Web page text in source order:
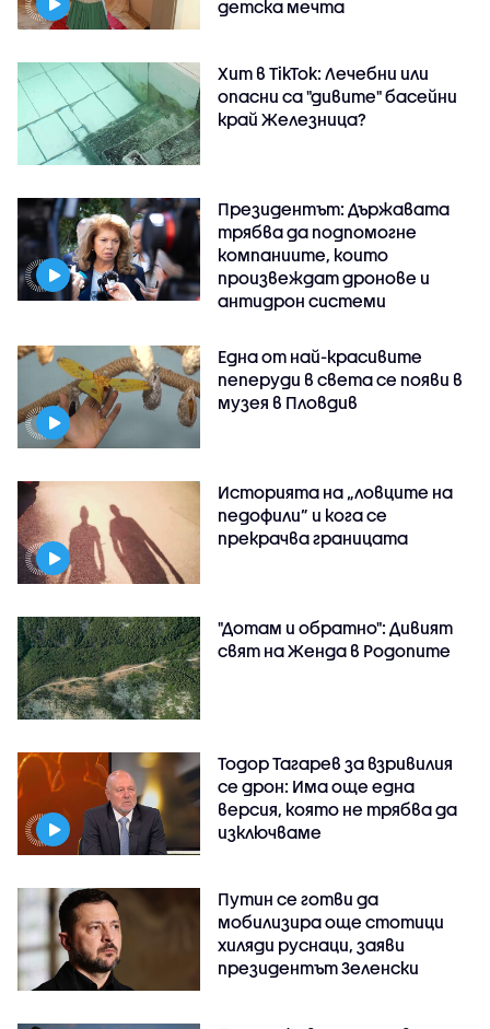
детска мечта
Хит в TikTok: Лечебни или
опасни са "дивите" басейни
край Железница?
Президентът: Държавата
трябва да подпомогне
компаниите, които
произвеждат дронове и
антидрон системи
Една от най-красивите
пеперуди в света се появи в
музея в Пловдив
Историята на „ловците на
педофили” и кога се
прекрачва границата
"Дотам и обратно": Дивият
свят на Женда в Родопите
Тодор Тагарев за взривилия
се дрон: Има още една
версия, която не трябва да
изключваме
Путин се готви да
мобилизира още стотици
хиляди руснаци, заяви
президентът Зеленски